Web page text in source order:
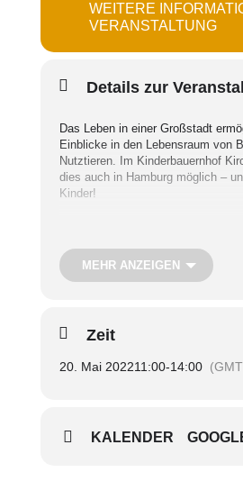
WEITERE
VERANSTALTUNG
Details zur
Das Leben in einer Großstadt
Einblicke in den Lebensraum von
Nutztieren. Im Kinderbauernhof
dies auch in Hamburg möglich –
Kinder!
Wissensvermittlung und gelebte
insbesondere zum Lebensraum
Termin:Freitag, 20. Mai
MEHR ANZEIGEN
Zeit
20. Mai 202211:00-14:00
KALENDER